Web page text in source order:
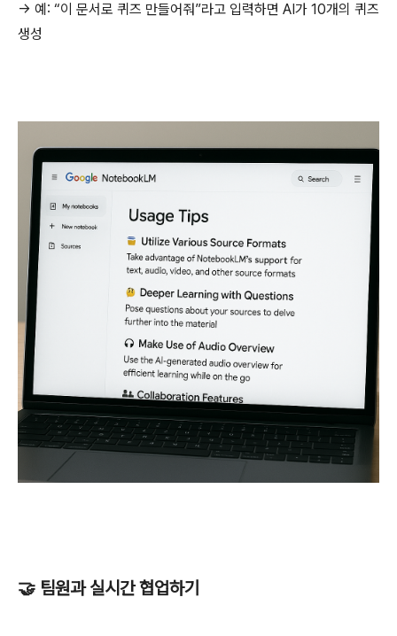
→ 예: “이 문서로 퀴즈 만들어줘”라고 입력하면 AI가 10개의 퀴즈
생성
🤝 팀원과 실시간 협업하기